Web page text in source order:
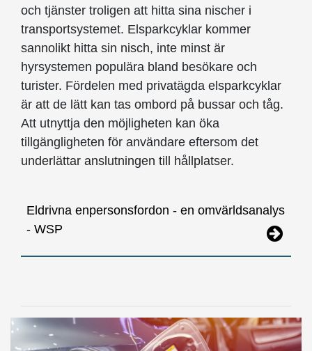
och tjänster troligen att hitta sina nischer i
transportsystemet. Elsparkcyklar kommer
sannolikt hitta sin nisch, inte minst är
hyrsystemen populära bland besökare och
turister. Fördelen med privatägda elsparkcyklar
är att de lätt kan tas ombord på bussar och tåg.
Att utnyttja den möjligheten kan öka
tillgängligheten för användare eftersom det
underlättar anslutningen till hållplatser.
Eldrivna enpersonsfordon - en omvärldsanalys
- WSP